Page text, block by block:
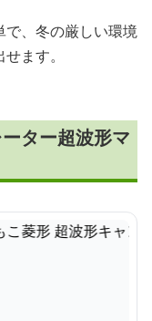
で、冬の厳しい環境
ます。
ター超波形マ